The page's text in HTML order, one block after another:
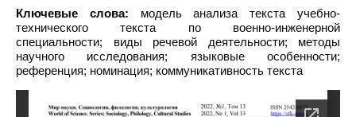
Ключевые слова: модель анализа текста учебно-
технического текста по военно-инженерной
специальности; виды речевой деятельности; методы
научного исследования; языковые особенности;
референция; номинация; коммуникативность текста